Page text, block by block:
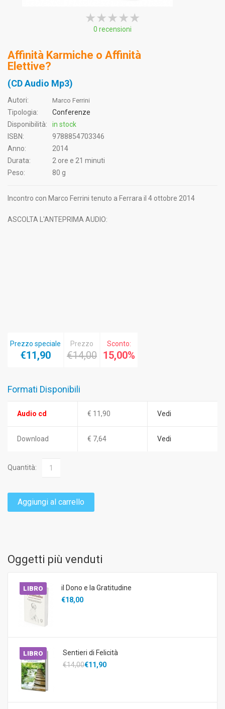
★★★★★
★★★★★
★★★★★
0 recensioni
Affinità Karmiche o Affinità
Elettive?
(CD Audio Mp3)
Autori: Marco Ferrini
Tipologia:
Conferenze
Disponibilità:
in stock
ISBN:
9788854703346
Anno:
2014
Durata:
2 ore e 21 minuti
Peso:
80 g
Incontro con Marco Ferrini tenuto a Ferrara il 4 ottobre 2014
ASCOLTA L'ANTEPRIMA AUDIO:
Prezzo speciale
€11,90
Prezzo
€14,00
Sconto:
15,00%
Formati Disponibili
Audio cd € 11,90 Vedi
Download € 7,64 Vedi
Quantità:
Aggiungi al carrello
Oggetti più venduti
LIBRO
il Dono e la Gratitudine
€18,00
LIBRO
Sentieri di Felicità
€14,00€11,90